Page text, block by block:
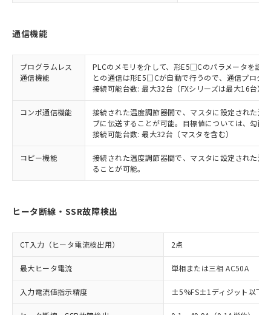
通信機能
プログラムレス
通信機能
PLCのメモリを介して、形E5□Cのパラメータを読
との通信は形E5□Cが自動で行うので、通信プログ
接続可能台数: 最大32台（FXシリーズは最大16台）
コンポ通信機能
接続された温度調節器間で、マスタに設定された温
ブに伝送することが可能。目標値については、勾配
接続可能台数: 最大32台（マスタを含む）
コピー機能
接続された温度調節器間で、マスタに設定された温
ることが可能。
ヒータ断線・SSR故障検出
CT入力（ヒータ電流検出用） 2点
最大ヒータ電流 単相または三相 AC50A
入力電流値指示精度 ±5%FS±1ディジット以下